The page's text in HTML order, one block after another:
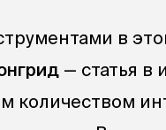
в
— статья в
количеством